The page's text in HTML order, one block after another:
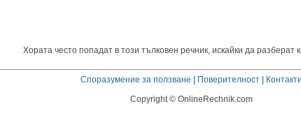
Хората често попадат в този тълковен речник, искайки да разберат
Споразумение за ползване | Поверителност| Контакти
Copyright © OnlineRechnik.com